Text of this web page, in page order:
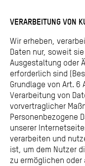
VERARBEITUNG VON
Wir erheben,
Daten nur, soweit
Ausgestaltung oder
erforderlich sind
Grundlage von Art. 6
Verarbeitung von
vorvertraglicher
Personenbezogene
unserer
verarbeiten und
ist, um dem Nutzer
zu ermöglichen oder